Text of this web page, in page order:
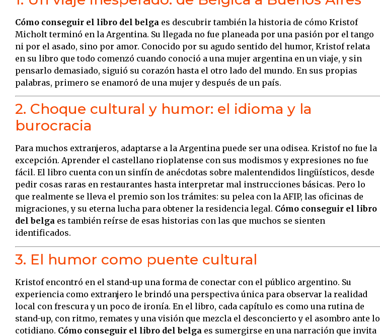
Cómo conseguir el libro del belga es descubrir también la historia de cómo Kristof
Micholt terminó en la Argentina. Su llegada no fue planeada por una pasión por el tango
ni por el asado, sino por amor. Conocido por su agudo sentido del humor, Kristof relata
en su libro que todo comenzó cuando conoció a una mujer argentina en un viaje, y sin
pensarlo demasiado, siguió su corazón hasta el otro lado del mundo. En sus propias
palabras, primero se enamoró de una mujer y después de un país.
2. Choque cultural y humor: el idioma y la
burocracia
Para muchos extranjeros, adaptarse a la Argentina puede ser una odisea. Kristof no fue la
excepción. Aprender el castellano rioplatense con sus modismos y expresiones no fue
fácil. El libro cuenta con un sinfín de anécdotas sobre malentendidos lingüísticos, desde
pedir cosas raras en restaurantes hasta interpretar mal instrucciones básicas. Pero lo
que realmente se lleva el premio son los trámites: su pelea con la AFIP, las oficinas de
migraciones, y su eterna lucha para obtener la residencia legal. Cómo conseguir el libro
del belga es también reírse de esas historias con las que muchos se sienten
identificados.
3. El humor como puente cultural
Kristof encontró en el stand-up una forma de conectar con el público argentino. Su
experiencia como extranjero le brindó una perspectiva única para observar la realidad
local con frescura y un poco de ironía. En el libro, cada capítulo es como una rutina de
stand-up, con ritmo, remates y una visión que mezcla el desconcierto y el asombro ante lo
cotidiano. Cómo conseguir el libro del belga es sumergirse en una narración que invita